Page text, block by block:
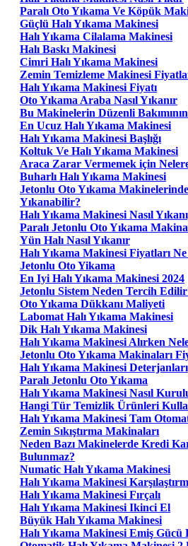
Paralı Oto Yıkama Ve Köpük
Güçlü Halı Yıkama Makinesi
Halı Yıkama Cilalama Makinesi
Halı Baskı Makinesi
Cimri Halı Yıkama Makinesi
Zemin Temizleme Makinesi
Halı Yıkama Makinesi Fiyatı
Oto Yıkama Araba Nasıl Yıkanır
Bu Makinelerin Düzenli
En Ucuz Halı Yıkama Makinesi
Halı Yıkama Makinesi Başlığı
Koltuk Ve Halı Yıkama Makinesi
Araca Zarar Vermemek için
Buharlı Halı Yıkama Makinesi
Jetonlu Oto Yıkama
Yıkanabilir?
Halı Yıkama Makinesi Nasıl
Paralı Jetonlu Oto Yıkama
Yün Halı Nasıl Yıkanır
Halı Yıkama Makinesi Fiyatları
Jetonlu Oto Yikama
En Iyi Halı Yıkama Makinesi 2024
Jetonlu Sistem Neden Tercih
Oto Yıkama Dükkanı Maliyeti
Labomat Halı Yıkama Makinesi
Dik Halı Yıkama Makinesi
Halı Yıkama Makinesi Alırken
Jetonlu Oto Yıkama Makinaları
Halı Yıkama Makinesi Deterjanları
Paralı Jetonlu Oto Yıkama
Halı Yıkama Makinesi Nasıl
Hangi Tür Temizlik Ürünleri
Halı Yıkama Makinesi Tam
Zemin Sıkıştırma Makinaları
Neden Bazı Makinelerde Kredi
Bulunmaz?
Numatic Halı Yıkama Makinesi
Halı Yıkama Makinesi
Halı Yıkama Makinesi Fırçalı
Halı Yıkama Makinesi Ikinci El
Büyük Halı Yıkama Makinesi
Halı Yıkama Makinesi Emiş Gücü